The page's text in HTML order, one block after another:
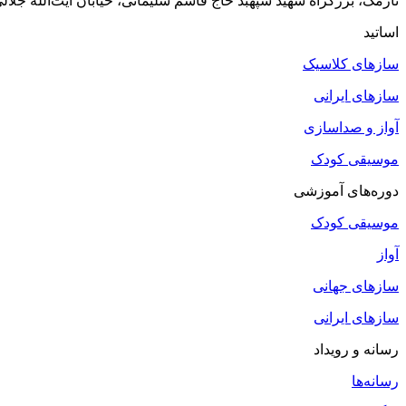
اساتید
سازهای کلاسیک
سازهای ایرانی
آواز و صداسازی
موسیقی کودک
دوره‌های آموزشی
موسیقی کودک
آواز
سازهای جهانی
سازهای ایرانی
رسانه و رویداد
رسانه‌ها